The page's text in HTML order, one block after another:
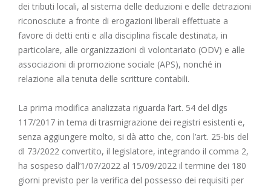
dei tributi locali, al sistema delle deduzioni e delle detrazioni
riconosciute a fronte di erogazioni liberali effettuate a
favore di detti enti e alla disciplina fiscale destinata, in
particolare, alle organizzazioni di volontariato (ODV) e alle
associazioni di promozione sociale (APS), nonché in
relazione alla tenuta delle scritture contabili.
La prima modifica analizzata riguarda l’art. 54 del dlgs
117/2017 in tema di trasmigrazione dei registri esistenti e,
senza aggiungere molto, si dà atto che, con l’art. 25-bis del
dl 73/2022 convertito, il legislatore, integrando il comma 2,
ha sospeso dall’1/07/2022 al 15/09/2022 il termine dei 180
giorni previsto per la verifica del possesso dei requisiti per